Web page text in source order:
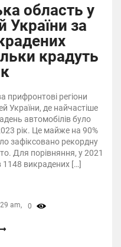
область у
України за
крадуть
прифронтові регіони
України, де найчастіше
автомобілів було
рік. Це майже на 90%
зафіксовано рекордну
Для порівняння, у 2021
1148 викрадених […]
am, 0